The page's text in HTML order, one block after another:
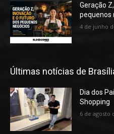
Geração
pequenos
4 de junho
Últimas notícias de
Dia dos
Shopping
6 de agosto